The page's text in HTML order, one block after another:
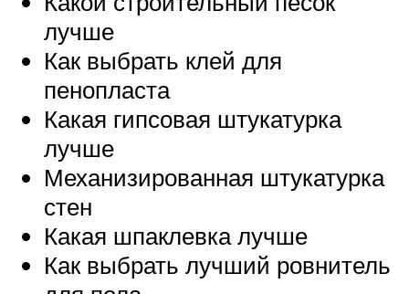
лучше
Как выбрать клей для
пенопласта
Какая гипсовая штукатурка
лучше
Механизированная штукатурка
стен
Какая шпаклевка лучше
Как выбрать лучший ровнитель